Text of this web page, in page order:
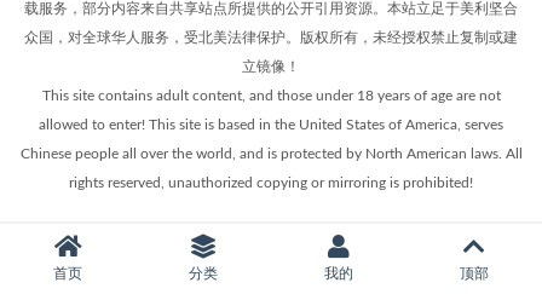
载服务，部分内容来自共享站点所提供的公开引用资源。本站立足于美利坚合
众国，对全球华人服务，受北美法律保护。版权所有，未经授权禁止复制或建
立镜像！
This site contains adult content, and those under 18 years of age are not
allowed to enter! This site is based in the United States of America, serves
Chinese people all over the world, and is protected by North American laws. All
rights reserved, unauthorized copying or mirroring is prohibited!
首页 分类 我的 顶部